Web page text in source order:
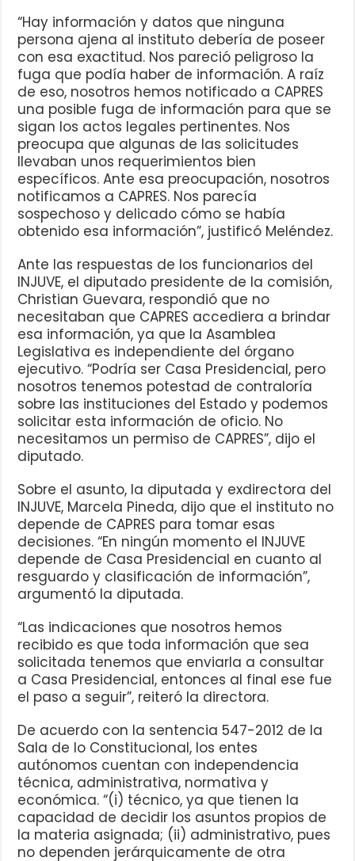
“Hay información y datos que ninguna
persona ajena al instituto debería de poseer
con esa exactitud. Nos pareció peligroso la
fuga que podía haber de información. A raíz
de eso, nosotros hemos notificado a CAPRES
una posible fuga de información para que se
sigan los actos legales pertinentes. Nos
preocupa que algunas de las solicitudes
llevaban unos requerimientos bien
específicos. Ante esa preocupación, nosotros
notificamos a CAPRES. Nos parecía
sospechoso y delicado cómo se había
obtenido esa información”, justificó Meléndez.
Ante las respuestas de los funcionarios del
INJUVE, el diputado presidente de la comisión,
Christian Guevara, respondió que no
necesitaban que CAPRES accediera a brindar
esa información, ya que la Asamblea
Legislativa es independiente del órgano
ejecutivo. “Podría ser Casa Presidencial, pero
nosotros tenemos potestad de contraloría
sobre las instituciones del Estado y podemos
solicitar esta información de oficio. No
necesitamos un permiso de CAPRES”, dijo el
diputado.
Sobre el asunto, la diputada y exdirectora del
INJUVE, Marcela Pineda, dijo que el instituto no
depende de CAPRES para tomar esas
decisiones. “En ningún momento el INJUVE
depende de Casa Presidencial en cuanto al
resguardo y clasificación de información”,
argumentó la diputada.
“Las indicaciones que nosotros hemos
recibido es que toda información que sea
solicitada tenemos que enviarla a consultar
a Casa Presidencial, entonces al final ese fue
el paso a seguir”, reiteró la directora.
De acuerdo con la sentencia 547-2012 de la
Sala de lo Constitucional, los entes
autónomos cuentan con independencia
técnica, administrativa, normativa y
económica. “(i) técnico, ya que tienen la
capacidad de decidir los asuntos propios de
la materia asignada; (ii) administrativo, pues
no dependen jerárquicamente de otra